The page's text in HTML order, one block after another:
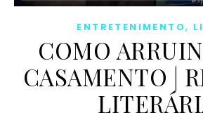
ENTRETENIMENTO,
COMO
CASAMENTO |